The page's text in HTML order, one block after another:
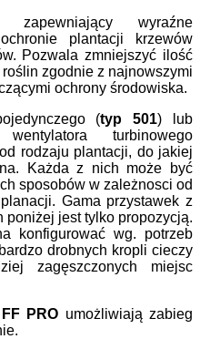
wyraźne
plantacji krzewów
Pozwala zmniejszyć ilość
zgodnie z najnowszymi
ochrony środowiska.
(typ 501) lub
turbinowego
rodzaju plantacji, do jakiej
Każda z nich może być
sposobów w zależnosci od
Gama przystawek z
poniżej jest tylko propozycją.
konfigurować wg. potrzeb
drobnych kropli cieczy
zagęszczonych miejsc
PRO umożliwiają zabieg